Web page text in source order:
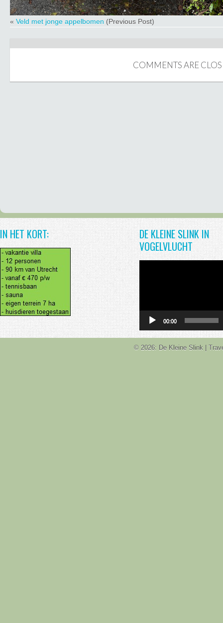
« Veld met jonge appelbomen (Previous Post)
COMMENTS ARE
IN HET KORT:
DE KLEINE SLINK IN
VOGELVLUCHT
00:00
© 2026: De Kleine Slink |